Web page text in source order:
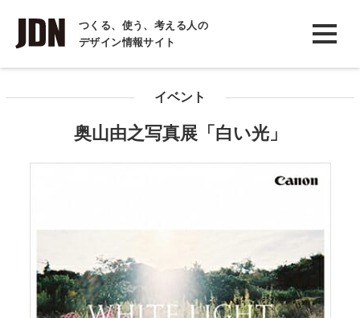
つくる、使う、考える人の
デザイン情報サイト
INTERVIEW
インタビュー
イベント
奥山由之写真展「白い光」